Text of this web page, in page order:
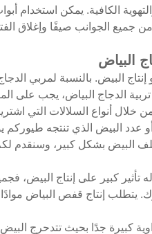
الكافية. يمكن استخدام أبواب
جميع الجوانب صيفًا وإغلاق
البياض
البيض. بالنسبة لمربي
تربية الدجاج البياض، يجب
أنواع السلالات التي
عدد البيض الذي تنتجه
البيض بشكل كبير، وسنقدم
كبير على إنتاج البيض،
كبيرة جدًا بحيث تتدحرج